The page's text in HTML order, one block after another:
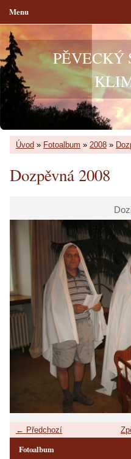
PĚVECKÝ
Úvod » Fotoalbum » 2008 »
Dozpěvná 2008
← Předchozí
Menu
Fotoalbum